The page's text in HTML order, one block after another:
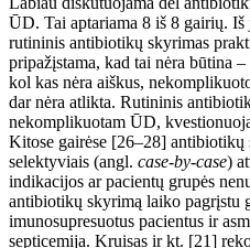
ŪD. Tai aptariama 8 iš 8 gairių. Iš
rutininis antibiotikų skyrimas
pripažįstama, kad tai nėra būtina
kol kas nėra aiškus,
dar nėra atlikta. Rutininis
nekomplikuotam ŪD,
Kitose gairėse [26–28] antibiotikų
selektyviais (angl. case-by-case)
indikacijos ar pacientų grupės
antibiotikų skyrimą laiko pagrįstu
imunosupresuotus pacientus ir
septicemija. Kruisas ir kt. [21]